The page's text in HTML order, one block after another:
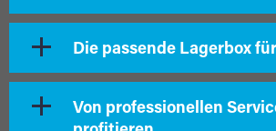
Die passende Lagerbox
Von professionellen